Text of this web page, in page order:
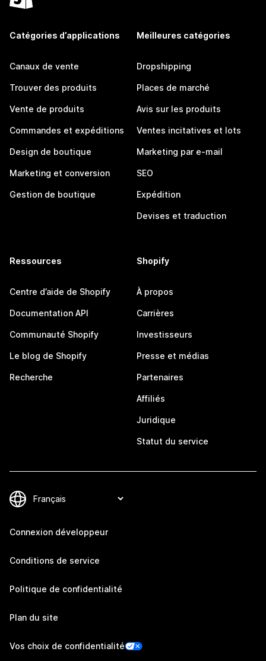
Catégories d’applications
Canaux de vente
Trouver des produits
Vente de produits
Commandes et expéditions
Design de boutique
Marketing et conversion
Gestion de boutique
Meilleures catégories
Dropshipping
Places de marché
Avis sur les produits
Ventes incitatives et lots
Marketing par e-mail
SEO
Expédition
Devises et traduction
Ressources
Centre d’aide de Shopify
Documentation API
Communauté Shopify
Le blog de Shopify
Recherche
Shopify
À propos
Carrières
Investisseurs
Presse et médias
Partenaires
Affiliés
Juridique
Statut du service
Connexion développeur
Conditions de service
Politique de confidentialité
Plan du site
Vos choix de confidentialité